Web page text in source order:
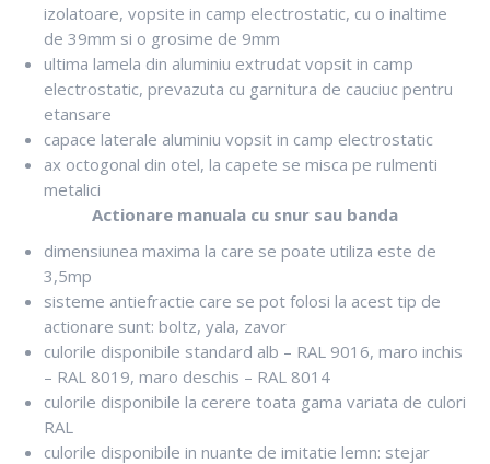
izolatoare, vopsite in camp electrostatic, cu o inaltime
de 39mm si o grosime de 9mm
ultima lamela din aluminiu extrudat vopsit in camp
electrostatic, prevazuta cu garnitura de cauciuc pentru
etansare
capace laterale aluminiu vopsit in camp electrostatic
ax octogonal din otel, la capete se misca pe rulmenti
metalici
Actionare manuala cu snur sau banda
dimensiunea maxima la care se poate utiliza este de
3,5mp
sisteme antiefractie care se pot folosi la acest tip de
actionare sunt: boltz, yala, zavor
culorile disponibile standard alb – RAL 9016, maro inchis
– RAL 8019, maro deschis – RAL 8014
culorile disponibile la cerere toata gama variata de culori
RAL
culorile disponibile in nuante de imitatie lemn: stejar